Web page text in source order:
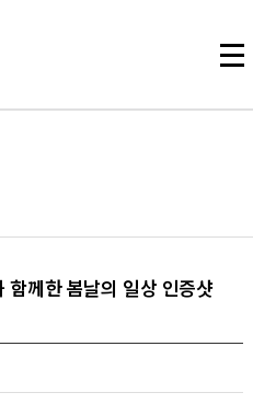
께한 봄날의 일상 인증샷